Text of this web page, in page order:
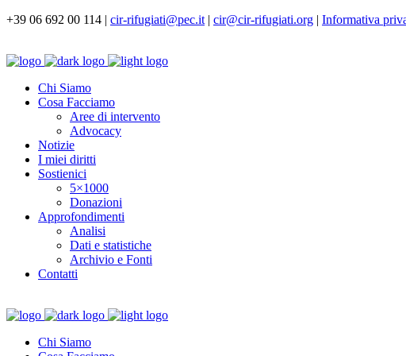
+39 06 692 00 114 | cir-rifugiati@pec.it | cir@cir-rifugiati.org | Informativa
Chi Siamo
Cosa Facciamo
Aree di intervento
Advocacy
Notizie
I miei diritti
Sostienici
5×1000
Donazioni
Approfondimenti
Analisi
Dati e statistiche
Archivio e Fonti
Contatti
Chi Siamo